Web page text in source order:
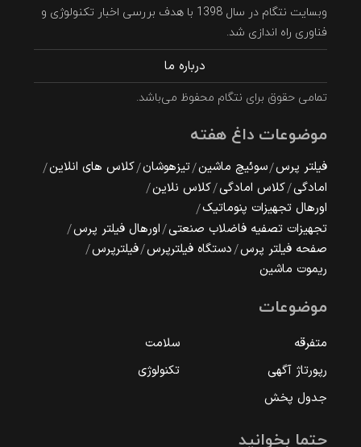
وبسایت نتگام در سال 1398 با هدف بررسی اخبار تکنولوژی و
فناوری راه اندازی شد.
درباره ما
تمامی حقوق برای نتگام محفوظ می‌باشد.
موضوعات داغ هفته
فیلتر پرس سوئیچ ماشین تیزهوشان کلاس های انلاین
امادگی کلاس امادگی کلاس نلاین
اورهال تجهیزات پنوماتیک
تجهیزات تصفیه فاضلاب صنعتی اورهال فیلتر پرس
صفحه فیلتر پرس دستگاه فیلترپرس فیلترپرس
ریموت ماشین
موضوعات
متفرقه
سلامت
رپورتاژ آگهی
تکنولوژی
جدول پخش
حتما بخوانید